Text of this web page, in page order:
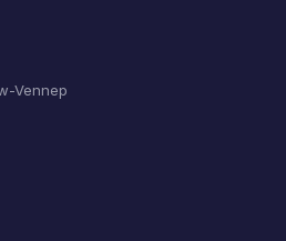
Vennep